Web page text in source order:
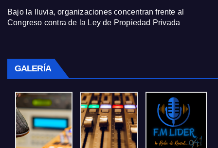
Bajo la lluvia, organizaciones concentran frente al
Congreso contra de la Ley de Propiedad Privada
GALERÍA